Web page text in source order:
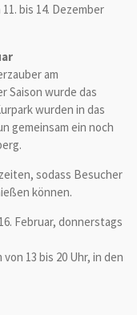
bis 14. Dezember
am
Saison wurde das
wurden in das
gemeinsam ein noch
sodass Besucher
können.
Februar, donnerstags
13 bis 20 Uhr, in den